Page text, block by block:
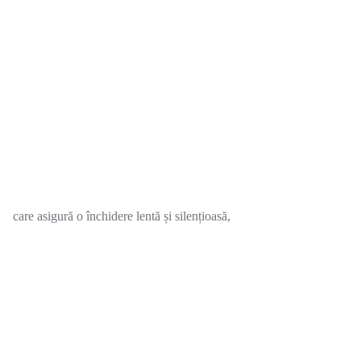
care asigură o închidere lentă și silențioasă,